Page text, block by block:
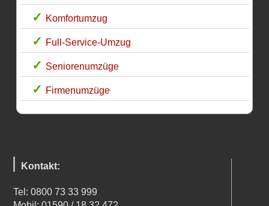
Komfortumzug
Full-Service-Umzug
Seniorenumzüge
Firmenumzüge
Kontakt:
Tel: 0800 73 33 999